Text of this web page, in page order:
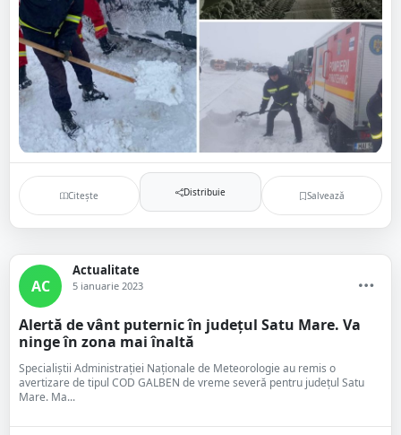
Citește Distribuie Salvează
AC
Actualitate
5 ianuarie 2023
Alertă de vânt puternic în județul Satu Mare. Va
ninge în zona mai înaltă
Specialiștii Administrației Naționale de Meteorologie au remis o
avertizare de tipul COD GALBEN de vreme severă pentru județul Satu
Mare. Ma...